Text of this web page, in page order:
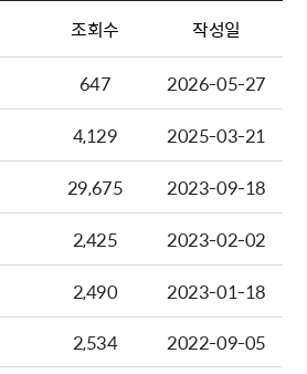
조회수 작성일
647
2026-05-27
4,129
2025-03-21
29,675
2023-09-18
2,425
2023-02-02
2,490
2023-01-18
2,534
2022-09-05